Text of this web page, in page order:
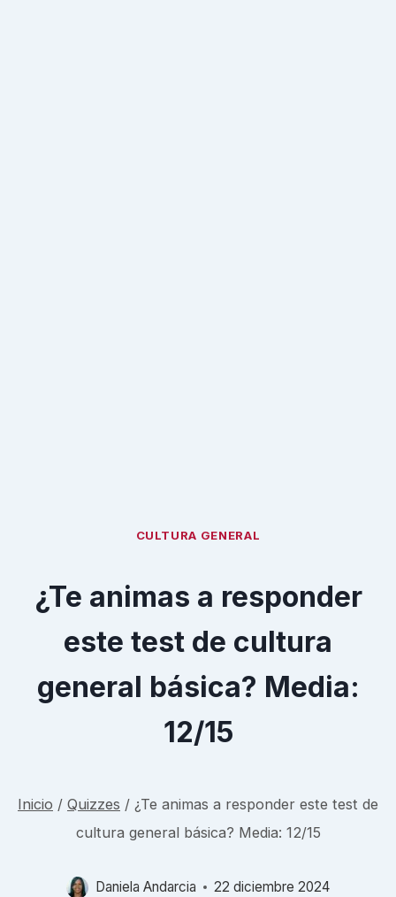
CULTURA GENERAL
¿Te animas a responder
este test de cultura
general básica? Media:
12/15
Inicio / Quizzes / ¿Te animas a responder este test de
cultura general básica? Media: 12/15
Daniela Andarcia 22 diciembre 2024